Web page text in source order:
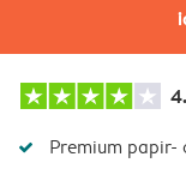
Premium